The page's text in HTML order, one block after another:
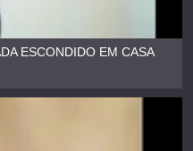
ESCONDIDO EM CASA